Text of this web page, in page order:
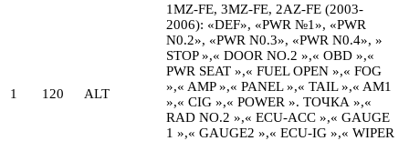
1 120 ALT
1MZ-FE, 3MZ-FE, 2AZ-FE (2003-
2006): «DEF», «PWR №1», «PWR
N0.2», «PWR N0.3», «PWR N0.4», »
STOP »,« DOOR NO.2 »,« OBD »,«
PWR SEAT »,« FUEL OPEN »,« FOG
»,« AMP »,« PANEL »,« TAIL »,« AM1
»,« CIG »,« POWER ». ТОЧКА »,«
RAD NO.2 »,« ECU-ACC »,« GAUGE
1 »,« GAUGE2 »,« ECU-IG »,« WIPER